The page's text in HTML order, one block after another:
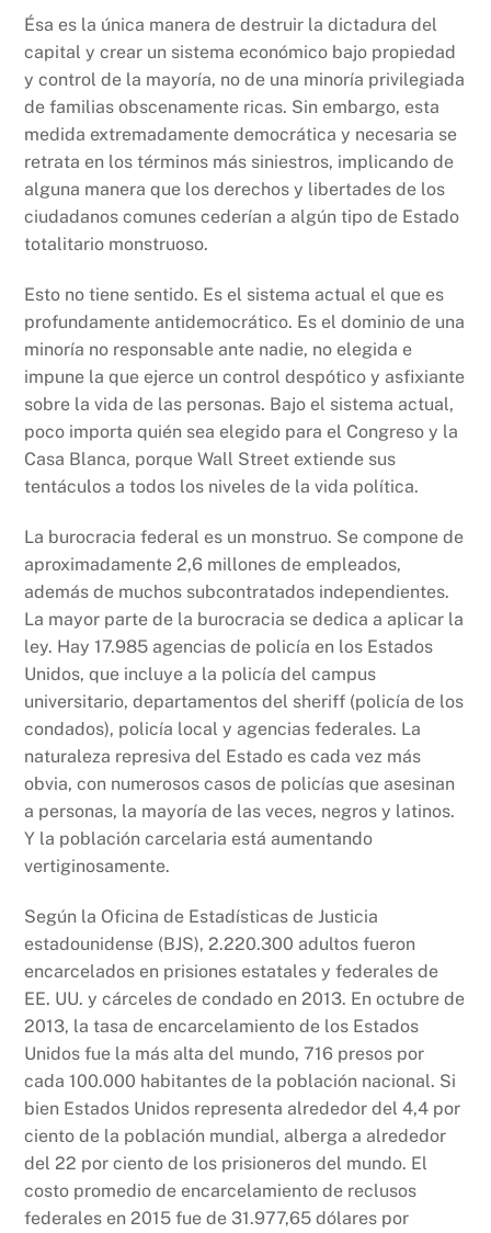
Ésa es la única manera de destruir la dictadura del
capital y crear un sistema económico bajo propiedad
y control de la mayoría, no de una minoría privilegiada
de familias obscenamente ricas. Sin embargo, esta
medida extremadamente democrática y necesaria se
retrata en los términos más siniestros, implicando de
alguna manera que los derechos y libertades de los
ciudadanos comunes cederían a algún tipo de Estado
totalitario monstruoso.
Esto no tiene sentido. Es el sistema actual el que es
profundamente antidemocrático. Es el dominio de una
minoría no responsable ante nadie, no elegida e
impune la que ejerce un control despótico y asfixiante
sobre la vida de las personas. Bajo el sistema actual,
poco importa quién sea elegido para el Congreso y la
Casa Blanca, porque Wall Street extiende sus
tentáculos a todos los niveles de la vida política.
La burocracia federal es un monstruo. Se compone de
aproximadamente 2,6 millones de empleados,
además de muchos subcontratados independientes.
La mayor parte de la burocracia se dedica a aplicar la
ley. Hay 17.985 agencias de policía en los Estados
Unidos, que incluye a la policía del campus
universitario, departamentos del sheriff (policía de los
condados), policía local y agencias federales. La
naturaleza represiva del Estado es cada vez más
obvia, con numerosos casos de policías que asesinan
a personas, la mayoría de las veces, negros y latinos.
Y la población carcelaria está aumentando
vertiginosamente.
Según la Oficina de Estadísticas de Justicia
estadounidense (BJS), 2.220.300 adultos fueron
encarcelados en prisiones estatales y federales de
EE. UU. y cárceles de condado en 2013. En octubre de
2013, la tasa de encarcelamiento de los Estados
Unidos fue la más alta del mundo, 716 presos por
cada 100.000 habitantes de la población nacional. Si
bien Estados Unidos representa alrededor del 4,4 por
ciento de la población mundial, alberga a alrededor
del 22 por ciento de los prisioneros del mundo. El
costo promedio de encarcelamiento de reclusos
federales en 2015 fue de 31.977,65 dólares por